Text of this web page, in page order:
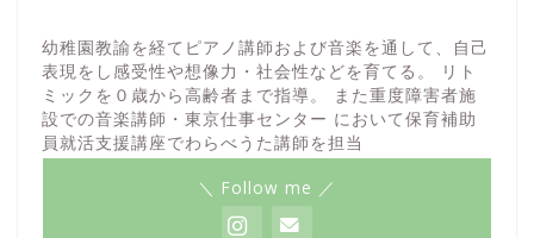
幼稚園教諭を経てピアノ講師および音楽を通して、自己
表現をし感受性や想像力・社会性などを育てる。 リト
ミックを０歳から高齢者まで指導。 また重度障害者施
設での音楽講師・東京仕事センター において保育補助
員就活支援講座でわらべうた講師を担当
＼ Follow me ／